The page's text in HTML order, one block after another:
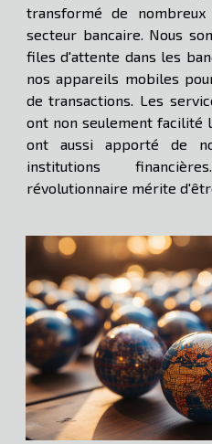
transformé de
secteur bancaire. Nous
files d'attente dans les
nos appareils mobiles
de transactions. Les
ont non seulement facilité
ont aussi apporté de
institutions
révolutionnaire mérite